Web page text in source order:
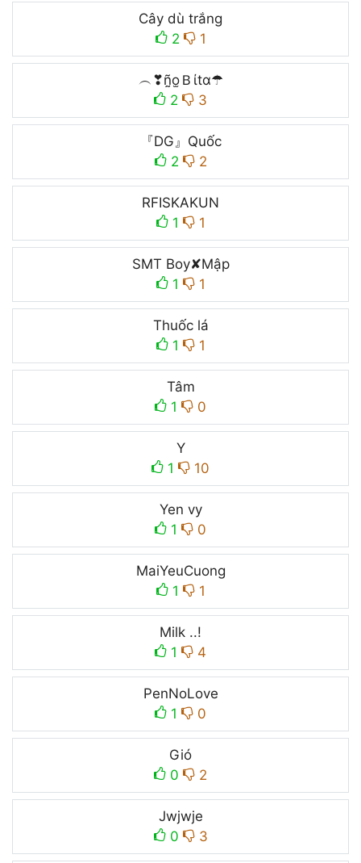
Cây dù trắng
2
1
︵❣ñ̰o̫Ｂίtɑ☂
2
3
『DG』Quốc
2
2
RFㅤISKAㅤKUN
1
1
SMT Boy✘Mập
1
1
Thuốc lá
1
1
Tâm
1
0
Y
1
10
Yen vy
1
0
MaiYeuCuong
1
1
Milk ..!
1
4
PenNoLove
1
0
Gió
0
2
Jwjwje
0
3